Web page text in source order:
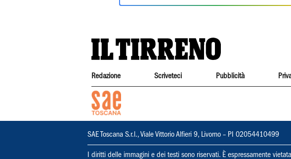
Redazione Scriveteci Pubblicità
SAE Toscana S.r.l., Viale Vittorio Alfieri 9, Livorno – PI 02054410499
I diritti delle immagini e dei testi sono riservati. È espressamente